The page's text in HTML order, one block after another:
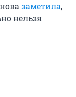
заметила,
нельзя